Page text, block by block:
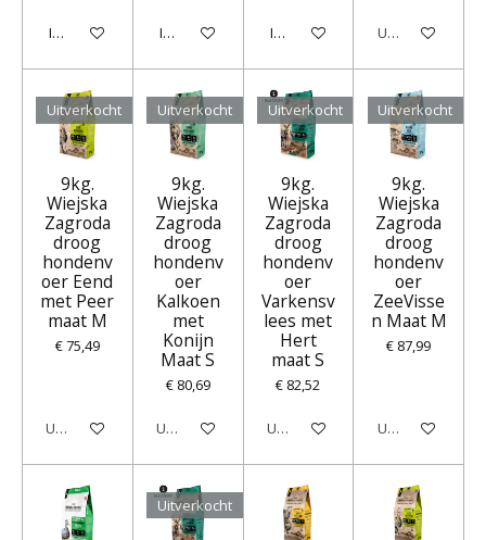
In winkelwagen In winkelwagen In winkelwagen Uitverkocht
Uitverkocht
9kg.
Wiejska
Zagroda
droog
hondenv
oer Eend
met Peer
maat M
€ 75,49
Uitverkocht
Uitverkocht
9kg.
Wiejska
Zagroda
droog
hondenv
oer
Kalkoen
met
Konijn
Maat S
€ 80,69
Uitverkocht
Uitverkocht
9kg.
Wiejska
Zagroda
droog
hondenv
oer
Varkensv
lees met
Hert
maat S
€ 82,52
Uitverkocht
Uitverkocht
9kg.
Wiejska
Zagroda
droog
hondenv
oer
ZeeVisse
n Maat M
€ 87,99
Uitverkocht
Uitverkocht